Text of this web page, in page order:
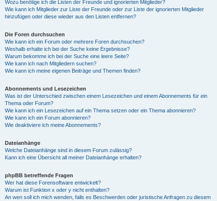
Wozu benötige ich die Listen der Freunde und ignorierten Mitglieder?
Wie kann ich Mitglieder zur Liste der Freunde oder zur Liste der ignorierten Mitglieder
hinzufügen oder diese wieder aus den Listen entfernen?
Die Foren durchsuchen
Wie kann ich ein Forum oder mehrere Foren durchsuchen?
Weshalb erhalte ich bei der Suche keine Ergebnisse?
Warum bekomme ich bei der Suche eine leere Seite?
Wie kann ich nach Mitgliedern suchen?
Wie kann ich meine eigenen Beiträge und Themen finden?
Abonnements und Lesezeichen
Was ist der Unterschied zwischen einem Lesezeichen und einem Abonnements für ein
Thema oder Forum?
Wie kann ich ein Lesezeichen auf ein Thema setzen oder ein Thema abonnieren?
Wie kann ich ein Forum abonnieren?
Wie deaktiviere ich meine Abonnements?
Dateianhänge
Welche Dateianhänge sind in diesem Forum zulässig?
Kann ich eine Übersicht all meiner Dateianhänge erhalten?
phpBB betreffende Fragen
Wer hat diese Forensoftware entwickelt?
Warum ist Funktion x oder y nicht enthalten?
An wen soll ich mich wenden, falls es Beschwerden oder juristische Anfragen zu diesem